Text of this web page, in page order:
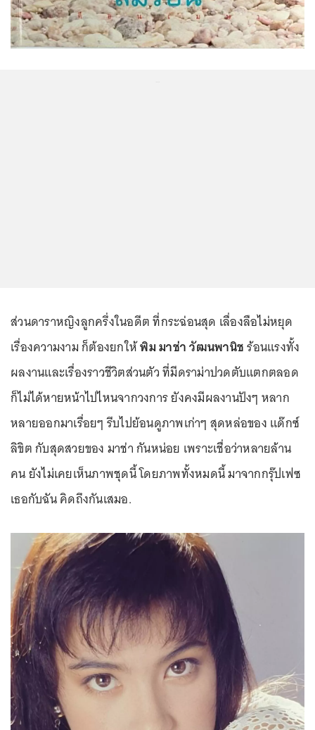
ส่วนดาราหญิงลูกครึ่งในอดีต ที่กระฉ่อนสุด เลื่องลือไม่หยุด
เรื่องความงาม ก็ต้องยกให้พิม มาช่า วัฒนพานิชร้อนแรงทั้ง
ผลงานและเรื่องราวชีวิตส่วนตัว ที่มีดราม่าปวดตับแตกตลอด
ก็ไม่ได้หายหน้าไปไหนจากวงการ ยังคงมีผลงานปังๆ หลาก
หลายออกมาเรื่อยๆ รีบไปย้อนดูภาพเก่าๆ สุดหล่อของ แด๊กซ์
ลิขิต กับสุดสวยของ มาช่า กันหน่อย เพราะเชื่อว่าหลายล้าน
คน ยังไม่เคยเห็นภาพชุดนี้ โดยภาพทั้งหมดนี้ มาจากกรุ๊ปเฟซ
เธอกับฉัน คิดถึงกันเสมอ.